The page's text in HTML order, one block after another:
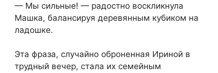
— Мы сильные! — радостно воскликнула
Машка, балансируя деревянным кубиком на
ладошке.
Эта фраза, случайно оброненная Ириной в
трудный вечер, стала их семейным